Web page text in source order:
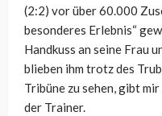
(2:2) vor über 60.000
besonderes Erlebnis“
Handkuss an seine Frau
blieben ihm trotz des
Tribüne zu sehen, gibt
der Trainer.